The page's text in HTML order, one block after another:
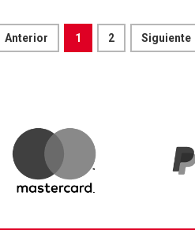
Anterior 1 2 Siguiente